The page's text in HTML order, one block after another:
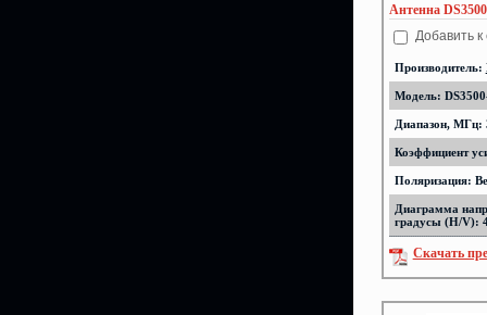
Антенна
Добавить
Производитель:
Модель:
Диапазон, МГц:
Коэффициент
Поляризация:
Диаграмма
градусы (H/V):
Скачать